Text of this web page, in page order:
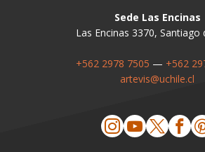
Sede Las Encinas
Las Encinas 3370, Santiago
+562 2978 7505 — +562
artevis@uchile.cl